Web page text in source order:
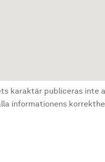
karaktär publiceras inte
informationens